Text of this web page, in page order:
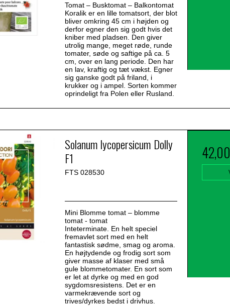
Tomat – Busktomat – Balkontomat
Koralik er en lille tomatsort, der blot
bliver omkring 45 cm i højden og
derfor egner den sig godt hvis det
kniber med pladsen. Den giver
utrolig mange, meget røde, runde
tomater, søde og saftige på ca. 5
cm, over en lang periode. Den har
en lav, kraftig og tæt vækst. Egner
sig ganske godt på friland, i
krukker og i ampel. Sorten kommer
oprindeligt fra Polen eller Rusland.
Solanum lycopersicum Dolly
F1
FTS 028530
Mini Blomme tomat – blomme
tomat - tomat
Inteterminate. En helt speciel
fremavlet sort med en helt
fantastisk sødme, smag og aroma.
En højtydende og frodig sort som
giver masse af klaser med små
gule blommetomater. En sort som
er let at dyrke og med en god
sygdomsresistens. Det er en
varmekrævende sort og
trives/dyrkes bedst i drivhus.